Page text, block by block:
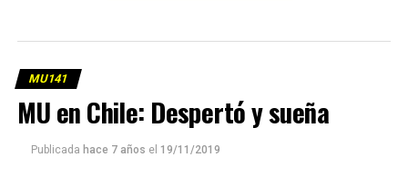
MU141
MU en Chile: Despertó y sueña
Publicada hace 7 años el 19/11/2019